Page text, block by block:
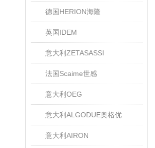
德国HERION海隆
英国IDEM
意大利ZETASASSI
法国Scaime世感
意大利OEG
意大利ALGODUE奥格优
意大利AIRON